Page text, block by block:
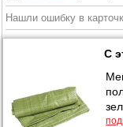
Нашли ошибку в
С